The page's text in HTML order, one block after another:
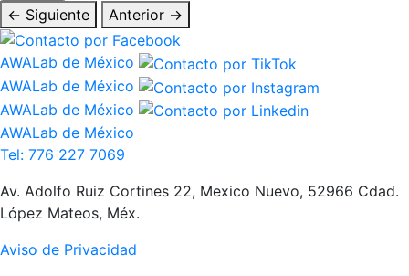
← Siguiente Anterior →
AWALab de México
AWALab de México
AWALab de México
AWALab de México
Tel: 776 227 7069
Av. Adolfo Ruiz Cortines 22, Mexico Nuevo, 52966 Cdad.
López Mateos, Méx.
Aviso de Privacidad